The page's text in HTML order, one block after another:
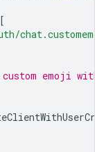
[
emoji